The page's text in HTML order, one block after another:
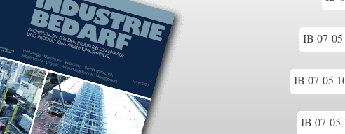
IB 07-05
IB 07-05
IB 07-05